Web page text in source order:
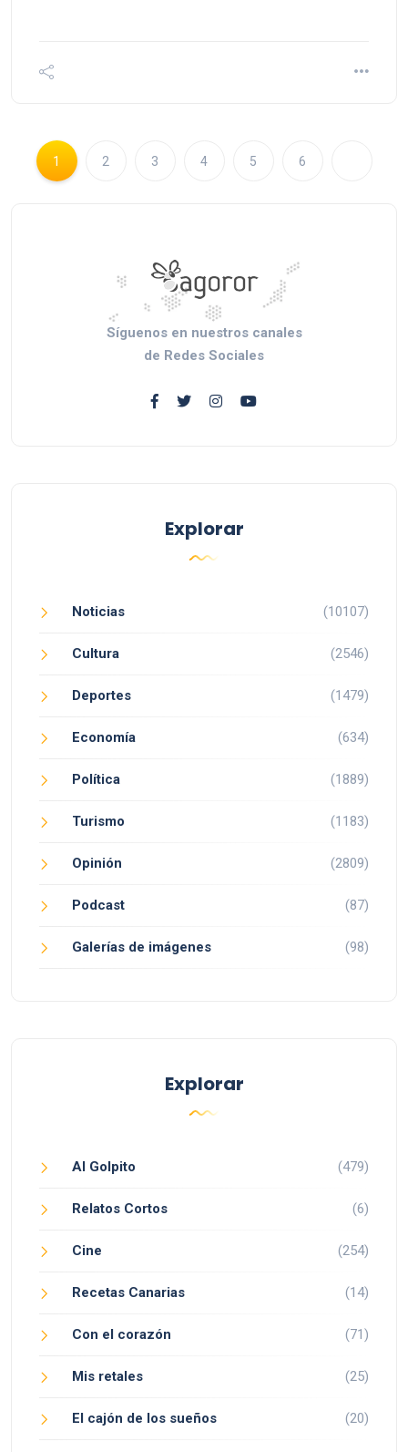
1 2 3 4 5 6
Síguenos en nuestros canales
de Redes Sociales
Explorar
Noticias (10107)
Cultura (2546)
Deportes (1479)
Economía (634)
Política (1889)
Turismo (1183)
Opinión (2809)
Podcast (87)
Galerías de imágenes (98)
Explorar
Al Golpito (479)
Relatos Cortos (6)
Cine (254)
Recetas Canarias (14)
Con el corazón (71)
Mis retales (25)
El cajón de los sueños (20)